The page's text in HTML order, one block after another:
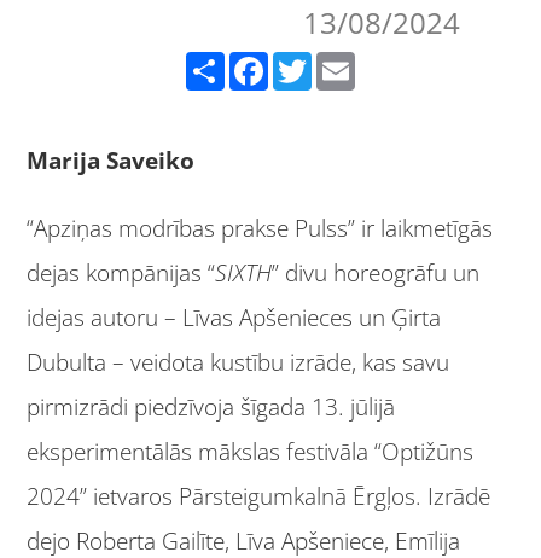
13/08/2024
Facebook Twitter
Marija Saveiko
“Apziņas modrības prakse Pulss” ir laikmetīgās
dejas kompānijas “SIXTH” divu horeogrāfu un
idejas autoru – Līvas Apšenieces un Ģirta
Dubulta – veidota kustību izrāde, kas savu
pirmizrādi piedzīvoja šīgada 13. jūlijā
eksperimentālās mākslas festivāla “Optižūns
2024” ietvaros Pārsteigumkalnā Ērgļos. Izrādē
dejo Roberta Gailīte, Līva Apšeniece, Emīlija